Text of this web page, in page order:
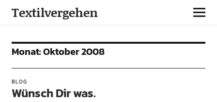
Textilvergehen
Monat:Oktober 2008
BLOG
Wünsch Dir was.